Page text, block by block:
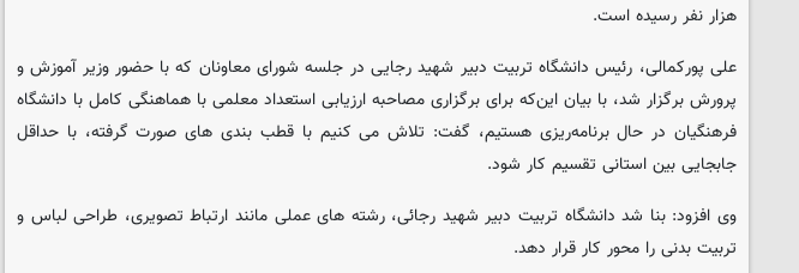
هزار نفر رسیده است.
علی پورکمالی، رئیس دانشگاه تربیت دبیر شهید رجایی در جلسه شورای معاونان که با حضور وزیر آموزش و
پرورش برگزار شد، با بیان این‌که برای برگزاری مصاحبه ارزیابی استعداد معلمی با هماهنگی کامل با دانشگاه
فرهنگیان در حال برنامه‌ریزی هستیم، گفت: تلاش می کنیم با قطب بندی های صورت گرفته، با حداقل
جابجایی بین استانی تقسیم کار شود.
وی افزود: بنا شد دانشگاه تربیت دبیر شهید رجائی، رشته های عملی مانند ارتباط تصویری، طراحی لباس و
تربیت بدنی را محور کار قرار دهد.